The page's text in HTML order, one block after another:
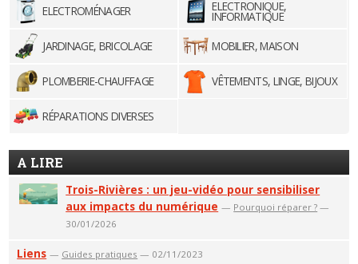
ELECTROMÉNAGER ELECTRONIQUE,
INFORMATIQUE
JARDINAGE, BRICOLAGE
MOBILIER, MAISON
PLOMBERIE-CHAUFFAGE VÊTEMENTS, LINGE, BIJOUX
RÉPARATIONS DIVERSES
A LIRE
Trois-Rivières : un jeu-vidéo pour sensibiliser
aux impacts du numérique — Pourquoi réparer ? —
30/01/2026
Liens — Guides pratiques — 02/11/2023